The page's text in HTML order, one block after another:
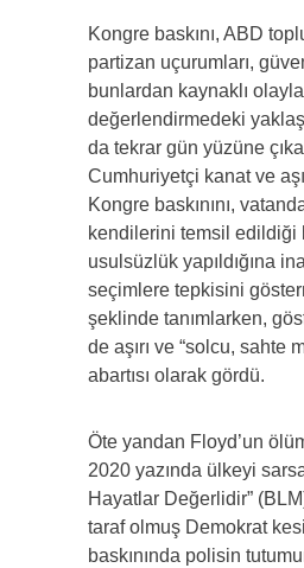
Kongre baskını, ABD
partizan uçurumları,
bunlardan kaynaklı
değerlendirmedeki
da tekrar gün yüzüne
Cumhuriyetçi kanat ve
Kongre baskınını,
kendilerini temsil edildiği
usulsüzlük yapıldığına
seçimlere tepkisini
şeklinde tanımlarken,
de aşırı ve “solcu, sahte
abartısı olarak gördü.
Öte yandan Floyd’un
2020 yazında ülkeyi
Hayatlar Değerlidir”
taraf olmuş Demokrat
baskınında polisin